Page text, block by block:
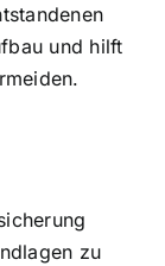
und hilft
zu